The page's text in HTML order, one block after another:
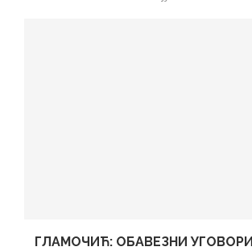
ГЛАМОЧИЋ: ОБАВЕЗНИ